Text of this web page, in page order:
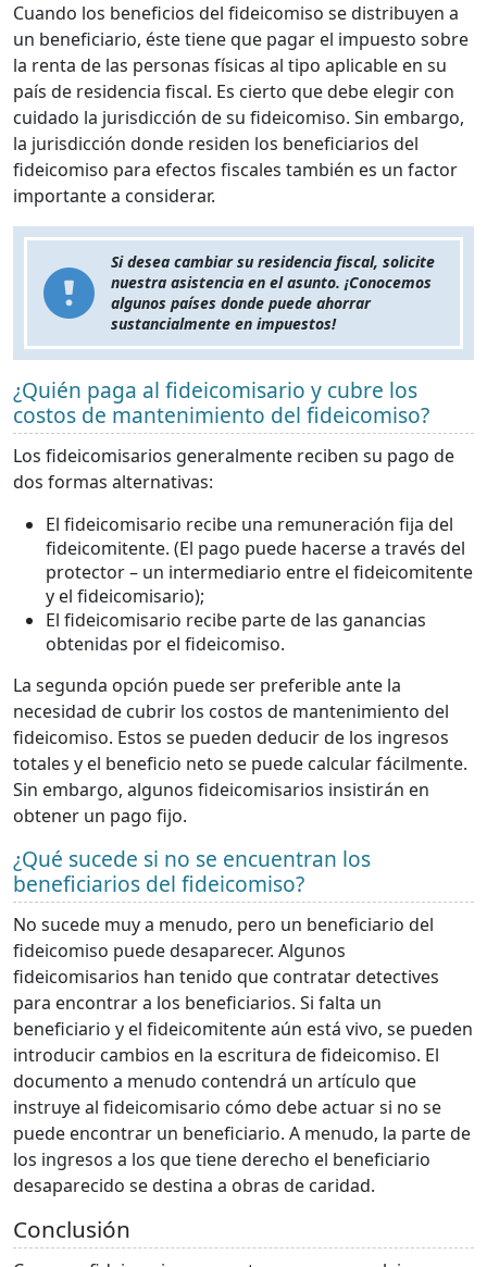
Cuando los beneficios del fideicomiso se distribuyen a
un beneficiario, éste tiene que pagar el impuesto sobre
la renta de las personas físicas al tipo aplicable en su
país de residencia fiscal. Es cierto que debe elegir con
cuidado la jurisdicción de su fideicomiso. Sin embargo,
la jurisdicción donde residen los beneficiarios del
fideicomiso para efectos fiscales también es un factor
importante a considerar.
Si desea cambiar su residencia fiscal, solicite
nuestra asistencia en el asunto. ¡Conocemos
algunos países donde puede ahorrar
sustancialmente en impuestos!
¿Quién paga al fideicomisario y cubre los
costos de mantenimiento del fideicomiso?
Los fideicomisarios generalmente reciben su pago de
dos formas alternativas:
El fideicomisario recibe una remuneración fija del
fideicomitente. (El pago puede hacerse a través del
protector – un intermediario entre el fideicomitente
y el fideicomisario);
El fideicomisario recibe parte de las ganancias
obtenidas por el fideicomiso.
La segunda opción puede ser preferible ante la
necesidad de cubrir los costos de mantenimiento del
fideicomiso. Estos se pueden deducir de los ingresos
totales y el beneficio neto se puede calcular fácilmente.
Sin embargo, algunos fideicomisarios insistirán en
obtener un pago fijo.
¿Qué sucede si no se encuentran los
beneficiarios del fideicomiso?
No sucede muy a menudo, pero un beneficiario del
fideicomiso puede desaparecer. Algunos
fideicomisarios han tenido que contratar detectives
para encontrar a los beneficiarios. Si falta un
beneficiario y el fideicomitente aún está vivo, se pueden
introducir cambios en la escritura de fideicomiso. El
documento a menudo contendrá un artículo que
instruye al fideicomisario cómo debe actuar si no se
puede encontrar un beneficiario. A menudo, la parte de
los ingresos a los que tiene derecho el beneficiario
desaparecido se destina a obras de caridad.
Conclusión